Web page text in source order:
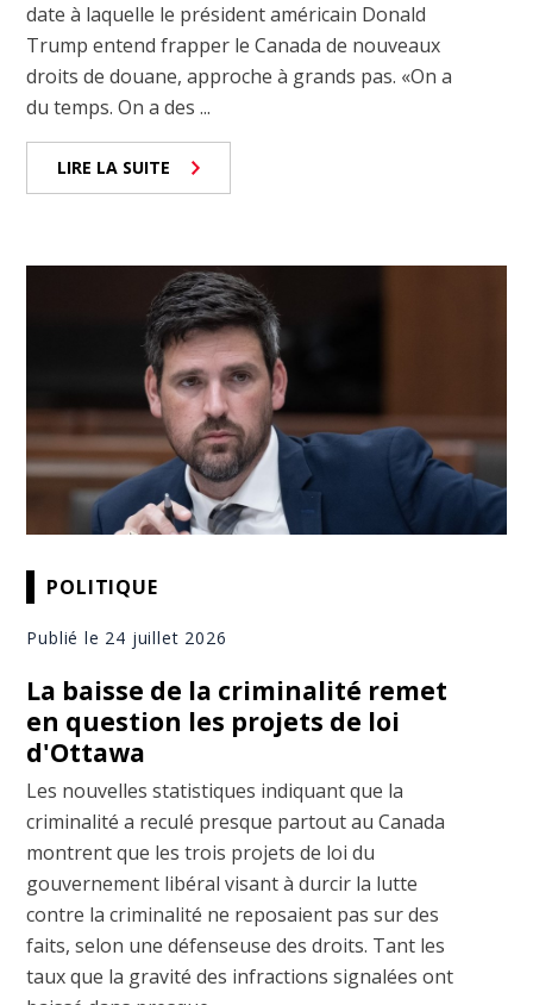
date à laquelle le président américain Donald
Trump entend frapper le Canada de nouveaux
droits de douane, approche à grands pas. «On a
du temps. On a des ...
LIRE LA SUITE
POLITIQUE
Publié le 24 juillet 2026
La baisse de la criminalité remet
en question les projets de loi
d'Ottawa
Les nouvelles statistiques indiquant que la
criminalité a reculé presque partout au Canada
montrent que les trois projets de loi du
gouvernement libéral visant à durcir la lutte
contre la criminalité ne reposaient pas sur des
faits, selon une défenseuse des droits. Tant les
taux que la gravité des infractions signalées ont